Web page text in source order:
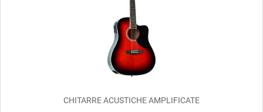
CHITARRE ACUSTICHE AMPLIFICATE